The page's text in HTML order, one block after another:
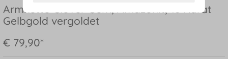
Armkette Clover Gem, Amazonit, 18 Karat
Gelbgold vergoldet
€ 79,90*